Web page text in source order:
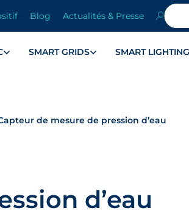
SMART GRIDS SMART LIGHTING
Blog Actualités & Presse
de mesure de pression d’eau
d’eau